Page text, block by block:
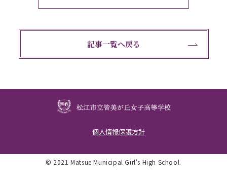
記事一覧へ戻る
個人情報保護方針
© 2021 Matsue Municipal Girl's High School.